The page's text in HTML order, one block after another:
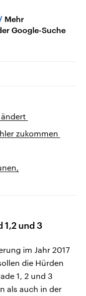
Mehr
Google-Suche
zukommen
1,2 und 3
im Jahr 2017
die Hürden
1, 2 und 3
als auch in der